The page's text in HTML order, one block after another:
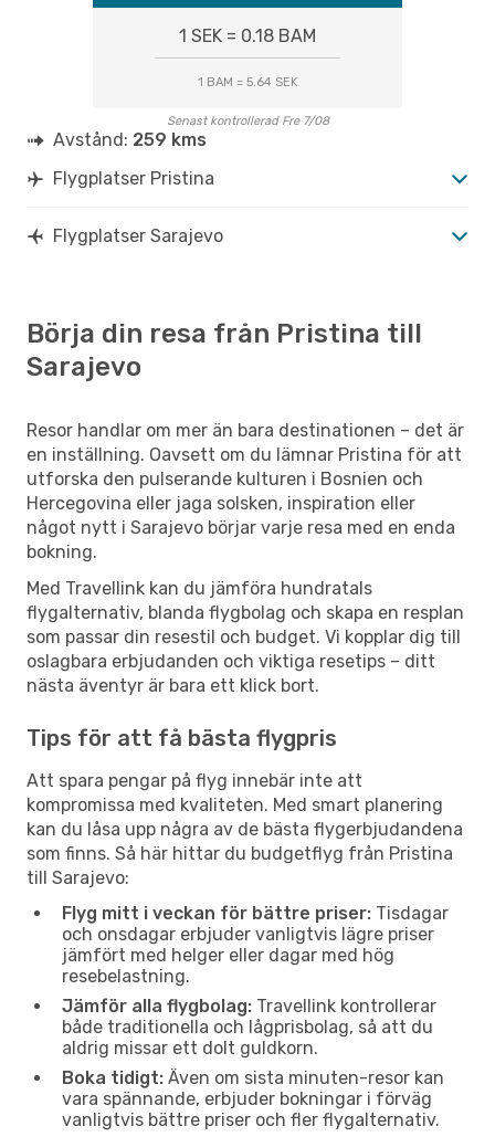
1 SEK = 0.18 BAM
1 BAM = 5.64 SEK
Senast kontrollerad Fre 7/08
Avstånd: 259 kms
Flygplatser Pristina
Flygplatser Sarajevo
Börja din resa från Pristina till
Sarajevo
Resor handlar om mer än bara destinationen – det är
en inställning. Oavsett om du lämnar Pristina för att
utforska den pulserande kulturen i Bosnien och
Hercegovina eller jaga solsken, inspiration eller
något nytt i Sarajevo börjar varje resa med en enda
bokning.
Med Travellink kan du jämföra hundratals
flygalternativ, blanda flygbolag och skapa en resplan
som passar din resestil och budget. Vi kopplar dig till
oslagbara erbjudanden och viktiga resetips – ditt
nästa äventyr är bara ett klick bort.
Tips för att få bästa flygpris
Att spara pengar på flyg innebär inte att
kompromissa med kvaliteten. Med smart planering
kan du låsa upp några av de bästa flygerbjudandena
som finns. Så här hittar du budgetflyg från Pristina
till Sarajevo:
Flyg mitt i veckan för bättre priser: Tisdagar
och onsdagar erbjuder vanligtvis lägre priser
jämfört med helger eller dagar med hög
resebelastning.
Jämför alla flygbolag: Travellink kontrollerar
både traditionella och lågprisbolag, så att du
aldrig missar ett dolt guldkorn.
Boka tidigt: Även om sista minuten-resor kan
vara spännande, erbjuder bokningar i förväg
vanligtvis bättre priser och fler flygalternativ.